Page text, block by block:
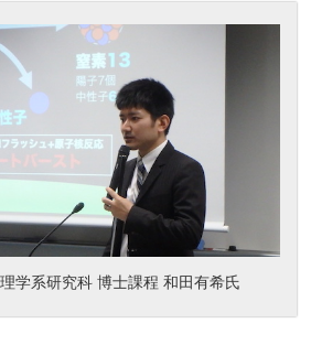
学系研究科 博士課程 和田有希氏